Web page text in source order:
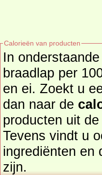
Calorieën van producten
In
braadlap per 100 gr. uit de productgroep
en ei. Zoekt u een
dan naar de
producten uit
Tevens vindt u
ingrediënten en de allergenen
zijn.